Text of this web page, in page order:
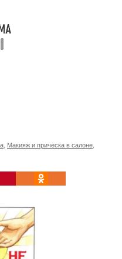
Макияж и прическа в салоне